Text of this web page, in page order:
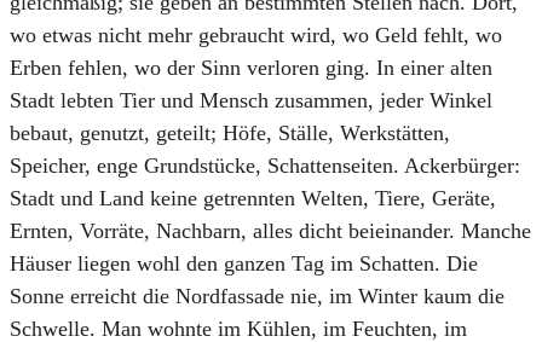
wo etwas nicht mehr gebraucht wird, wo Geld fehlt, wo
Erben fehlen, wo der Sinn verloren ging. In einer alten
Stadt lebten Tier und Mensch zusammen, jeder Winkel
bebaut, genutzt, geteilt; Höfe, Ställe, Werkstätten,
Speicher, enge Grundstücke, Schattenseiten. Ackerbürger:
Stadt und Land keine getrennten Welten, Tiere, Geräte,
Ernten, Vorräte, Nachbarn, alles dicht beieinander. Manche
Häuser liegen wohl den ganzen Tag im Schatten. Die
Sonne erreicht die Nordfassade nie, im Winter kaum die
Schwelle. Man wohnte im Kühlen, im Feuchten, im